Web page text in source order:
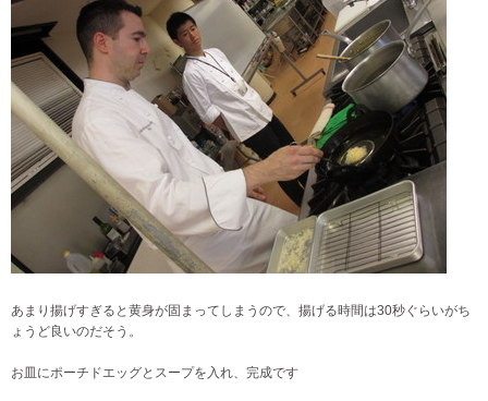
あまり揚げすぎると黄身が固まってしまうので、揚げる時間は30秒ぐらいがち
ょうど良いのだそう。
お皿にポーチドエッグとスープを入れ、完成です